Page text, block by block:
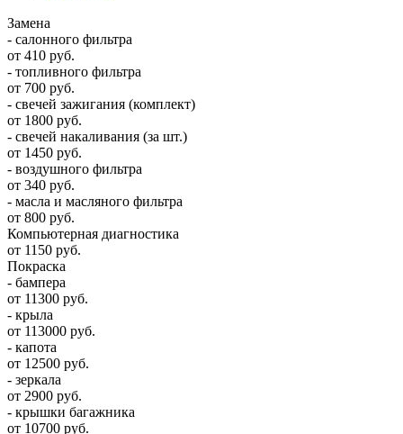
Замена
- салонного фильтра
от 410 руб.
- топливного фильтра
от 700 руб.
- свечей зажигания (комплект)
от 1800 руб.
- свечей накаливания (за шт.)
от 1450 руб.
- воздушного фильтра
от 340 руб.
- масла и масляного фильтра
от 800 руб.
Компьютерная диагностика
от 1150 руб.
Покраска
- бампера
от 11300 руб.
- крыла
от 113000 руб.
- капота
от 12500 руб.
- зеркала
от 2900 руб.
- крышки багажника
от 10700 руб.